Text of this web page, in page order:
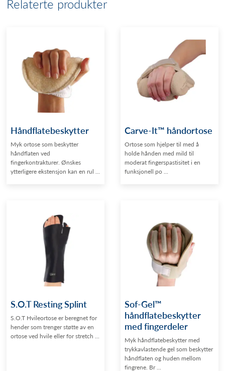
Relaterte produkter
Håndflatebeskytter
Myk ortose som beskytter
håndflaten ved
fingerkontrakturer. Ønskes
ytterligere ekstensjon kan en rul ...
Carve-It™ håndortose
Ortose som hjelper til med å
holde hånden med mild til
moderat fingerspastisitet i en
funksjonell po ...
S.O.T Resting Splint
S.O.T Hvileortose er beregnet for
hender som trenger støtte av en
ortose ved hvile eller for stretch ...
Sof-Gel™
håndflatebeskytter
med fingerdeler
Myk håndflatebeskytter med
trykkavlastende gel som beskytter
håndflaten og huden mellom
fingrene. Br ...